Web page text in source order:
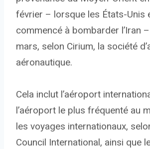
février – lorsque les États-Unis
commencé à bombarder l’Iran
mars, selon Cirium, la société
aéronautique.
Cela inclut l’aéroport
l’aéroport le plus fréquenté au
les voyages internationaux,
Council International, ainsi que